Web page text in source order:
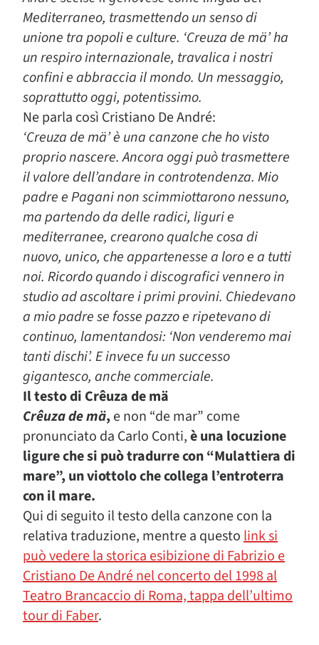
Mediterraneo, trasmettendo un senso di
unione tra popoli e culture. ‘Creuza de mä’ ha
un respiro internazionale, travalica i nostri
confini e abbraccia il mondo. Un messaggio,
soprattutto oggi, potentissimo.
Ne parla così Cristiano De André:
‘Creuza de mä’ è una canzone che ho visto
proprio nascere. Ancora oggi può trasmettere
il valore dell’andare in controtendenza. Mio
padre e Pagani non scimmiottarono nessuno,
ma partendo da delle radici, liguri e
mediterranee, crearono qualche cosa di
nuovo, unico, che appartenesse a loro e a tutti
noi. Ricordo quando i discografici vennero in
studio ad ascoltare i primi provini. Chiedevano
a mio padre se fosse pazzo e ripetevano di
continuo, lamentandosi: ‘Non venderemo mai
tanti dischi’. E invece fu un successo
gigantesco, anche commerciale.
Il testo di Crêuza de mä
Crêuza de mä, e non “de mar” come
pronunciato da Carlo Conti,è una locuzione
ligure che si può tradurre con “Mulattiera di
mare”, un viottolo che collega l’entroterra
con il mare.
Qui di seguito il testo della canzone con la
relativa traduzione, mentre a questolink si
può vedere la storica esibizione di Fabrizio e
Cristiano De André nel concerto del 1998 al
Teatro Brancaccio di Roma, tappa dell’ultimo
tour di Faber.